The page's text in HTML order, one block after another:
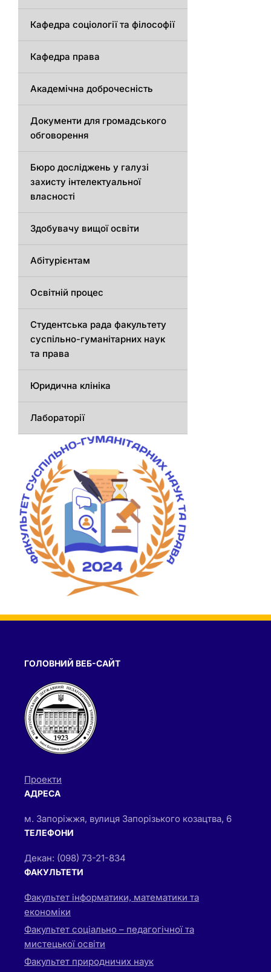
Кафедра соціології та філософії
Кафедра права
Академічна доброчесність
Документи для громадського
обговорення
Бюро досліджень у галузі
захисту інтелектуальної
власності
Здобувачу вищої освіти
Абітурієнтам
Освітній процес
Студентська рада факультету
суспільно-гуманітарних наук
та права
Юридична клініка
Лабораторії
ГОЛОВНИЙ ВЕБ-САЙТ
Проекти
АДРЕСА
м. Запоріжжя, вулиця Запорізького козацтва, 6
ТЕЛЕФОНИ
Декан: (098) 73-21-834
ФАКУЛЬТЕТИ
Факультет інформатики, математики та
економіки
Факультет соціально – педагогічної та
мистецької освіти
Факультет природничих наук